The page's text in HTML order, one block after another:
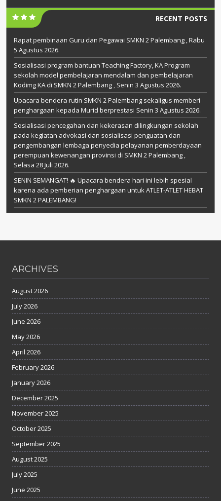
RECENT POSTS
Rapat pembinaan Guru dan Pegawai SMKN 2 Palembang , Rabu
5 Agustus 2026.
Sosialisasi program bantuan Teaching Factory, KA Program
sekolah model pembelajaran mendalam dan pembelajaran
Kodimg KA di SMKN 2 Palembang , Senin 3 Agustus 2026.
Upacara bendera rutin SMKN 2 Palembang sekaligus memberi
penghargaan kepada Murid berprestasi Senin 3 Agustus 2026.
Sosialisasi pencegahan dan kekerasan dilingkungan sekolah
pada kegiatan advokasi dan sosialisasi penguatan dan
pengembangan lembaga penyedia pelayanan pemberdayaan
perempuan kewenangan provinsi di SMKN 2 Palembang ,
Selasa 28 Juli 2026.
SENIN SEMANGAT! 🔥 Upacara bendera hari ini lebih spesial
karena ada pemberian penghargaan untuk ATLET-ATLET HEBAT
SMKN 2 PALEMBANG!
ARCHIVES
August 2026
July 2026
June 2026
May 2026
April 2026
February 2026
January 2026
December 2025
November 2025
October 2025
September 2025
August 2025
July 2025
June 2025